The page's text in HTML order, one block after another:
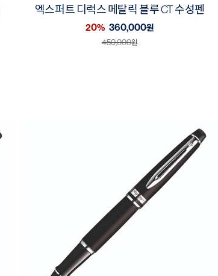
엑스퍼트 디럭스 메탈릭 블루 CT 수성펜
20% 360,000원
450,000원